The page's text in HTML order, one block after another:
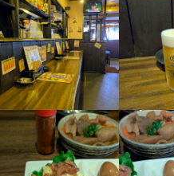
駅からのアクセスが良好で、
駅から徒歩2分の距離なので、
せん。
ライフスタイルに合わせたシフ
当店では、17:00～23:00の間
す。シフトは毎月10日と月末